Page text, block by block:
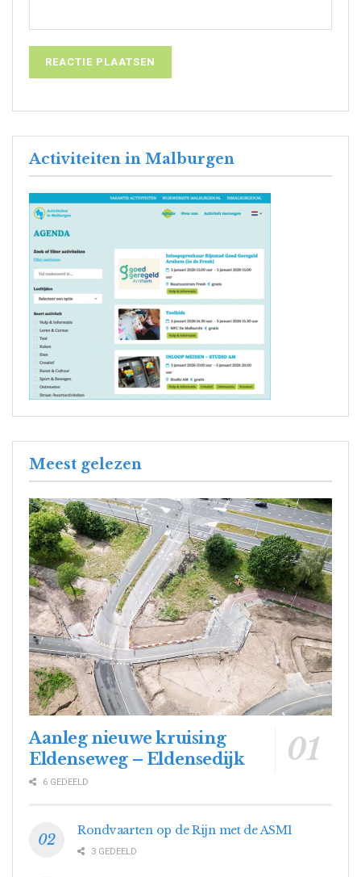
Activiteiten in Malburgen
Meest gelezen
Aanleg nieuwe kruising
Eldenseweg – Eldensedijk
6 GEDEELD
Rondvaarten op de Rijn met de ASM1
3 GEDEELD